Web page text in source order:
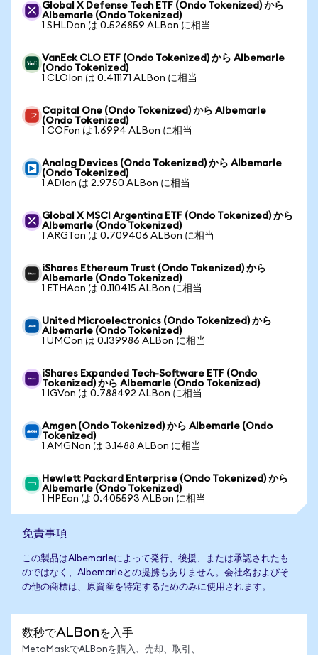
Global X Defense Tech ETF (Ondo Tokenized) から
Albemarle (Ondo Tokenized)
1 SHLDon は 0.526859 ALBon に相当
VanEck CLO ETF (Ondo Tokenized) から Albemarle
(Ondo Tokenized)
1 CLOIon は 0.411171 ALBon に相当
Capital One (Ondo Tokenized) から Albemarle
(Ondo Tokenized)
1 COFon は 1.6994 ALBon に相当
Analog Devices (Ondo Tokenized) から Albemarle
(Ondo Tokenized)
1 ADIon は 2.9750 ALBon に相当
Global X MSCI Argentina ETF (Ondo Tokenized) から
Albemarle (Ondo Tokenized)
1 ARGTon は 0.709406 ALBon に相当
iShares Ethereum Trust (Ondo Tokenized) から
Albemarle (Ondo Tokenized)
1 ETHAon は 0.110415 ALBon に相当
United Microelectronics (Ondo Tokenized) から
Albemarle (Ondo Tokenized)
1 UMCon は 0.139986 ALBon に相当
iShares Expanded Tech-Software ETF (Ondo
Tokenized) から Albemarle (Ondo Tokenized)
1 IGVon は 0.788492 ALBon に相当
Amgen (Ondo Tokenized) から Albemarle (Ondo
Tokenized)
1 AMGNon は 3.1488 ALBon に相当
Hewlett Packard Enterprise (Ondo Tokenized) から
Albemarle (Ondo Tokenized)
1 HPEon は 0.405593 ALBon に相当
免責事項
この製品はAlbemarleによって発行、後援、または承認されたも
のではなく、Albemarleとの提携もありません。会社名およびそ
の他の商標は、原資産を特定するためのみに使用されます。
数秒でALBonを入手
MetaMaskでALBonを購入、売却、取引、